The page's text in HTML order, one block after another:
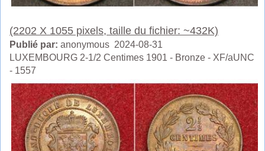
(2202 X 1055 pixels, taille du fichier: ~432K)
Publié par: anonymous 2024-08-31
LUXEMBOURG 2-1/2 Centimes 1901 - Bronze - XF/aUNC
- 1557